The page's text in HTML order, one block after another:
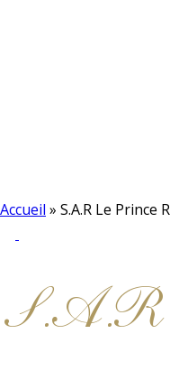
Accueil » S.A.R Le
S.A.R